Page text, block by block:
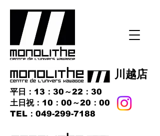
​川越店
平日：13：30～22：30
土日祝：10：00～20：00
​TEL：049-299-7188